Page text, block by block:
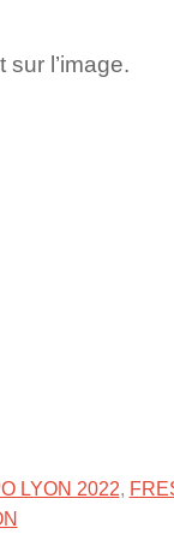
l’image.
LYON 2022,